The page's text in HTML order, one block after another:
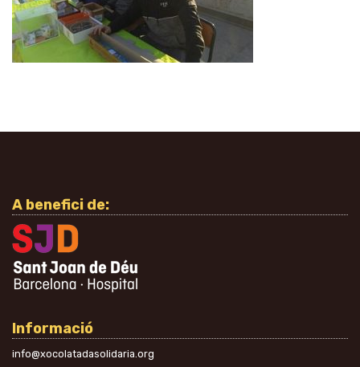
A benefici de:
Informació
info@xocolatadasolidaria.org